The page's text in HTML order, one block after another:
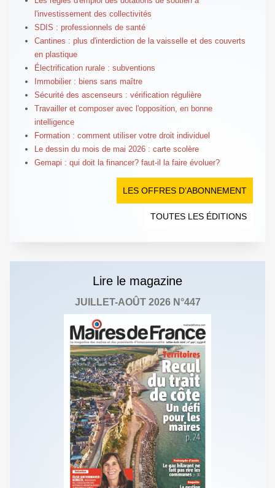
l'investissement des collectivités
SDIS : professionnels de santé
Cantines : plus d'interdiction de la vaisselle et des couverts
en plastique
Électrification rurale : subventions
Immobilier : biens sans maître
Sécurité des ascenseurs : vérification régulière
Travailler et composer avec l'opposition, en bonne
intelligence
Formation : comment utiliser votre droit individuel
Le dessin du mois de mai 2026 : carte scolère
Gemapi : qui doit la financer? faut-il la faire évoluer?
LES OFFRES D’ABONNEMENT
TOUTES LES ÉDITIONS
Lire le magazine
JUILLET-AOÛT 2026 N°447